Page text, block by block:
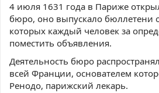
4 июля 1631 года в Париже
бюро, оно выпускало бюллетени
которых каждый человек за
поместить объявления.
Деятельность бюро
всей Франции, основателем
Ренодо, парижский лекарь.